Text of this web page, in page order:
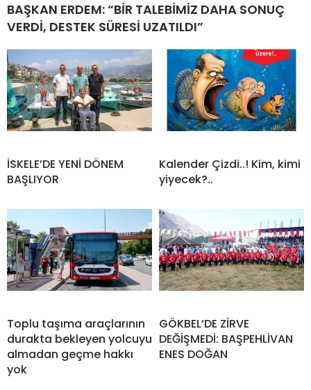
BAŞKAN ERDEM: “BİR TALEBİMİZ DAHA SONUÇ
VERDİ, DESTEK SÜRESİ UZATILDI”
İSKELE’DE YENİ DÖNEM
BAŞLIYOR
Kalender Çizdi..! Kim, kimi
yiyecek?..
Toplu taşıma araçlarının
durakta bekleyen yolcuyu
almadan geçme hakkı
yok
GÖKBEL’DE ZİRVE
DEĞİŞMEDİ: BAŞPEHLİVAN
ENES DOĞAN